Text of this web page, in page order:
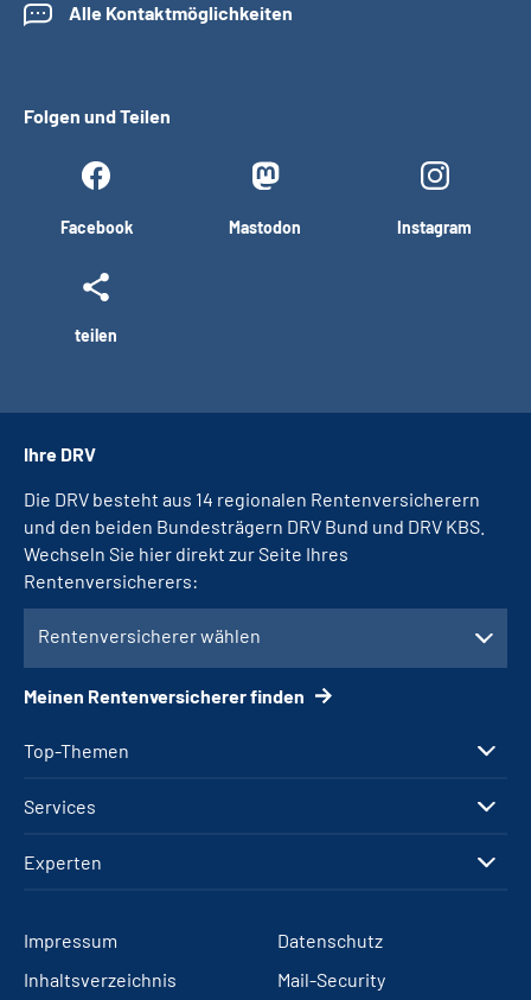
Alle Kontaktmöglichkeiten
Folgen und Teilen
Facebook Mastodon Instagram
teilen
Top-Themen
Services
Experten
Ihre DRV
Die DRV besteht aus 14 regionalen Rentenversicherern
und den beiden Bundesträgern DRV Bund und DRV KBS.
Wechseln Sie hier direkt zur Seite Ihres
Rentenversicherers:
Rentenversicherer wählen
Meinen Rentenversicherer finden
Impressum
Datenschutz
Inhaltsverzeichnis
Mail-Security